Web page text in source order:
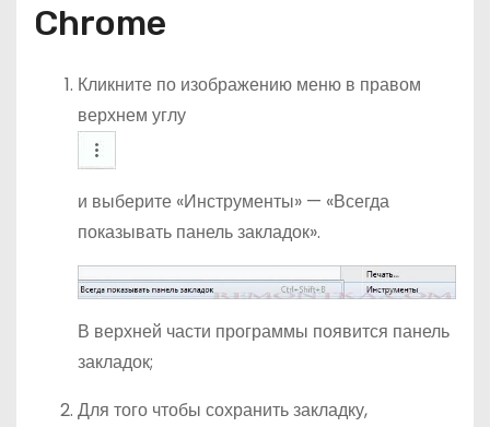
Chrome
Кликните по изображению меню в правом
верхнем углу
и выберите «Инструменты» — «Всегда
показывать панель закладок».
В верхней части программы появится панель
закладок;
Для того чтобы сохранить закладку,